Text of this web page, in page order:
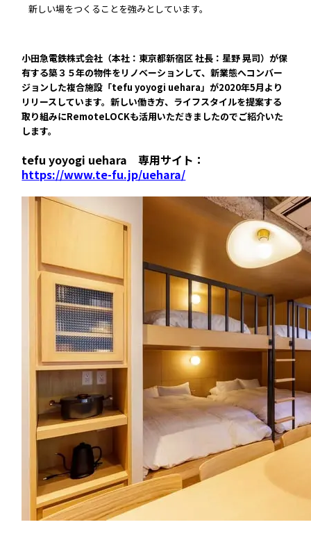
新しい場をつくることを強みとしています。
小田急電鉄株式会社（本社：東京都新宿区 社長：星野 晃司）が保
有する築３５年の物件をリノベーションして、新業態へコンバー
ジョンした複合施設「tefu yoyogi uehara」が2020年5月より
リリースしています。新しい働き方、ライフスタイルを提案する
取り組みにRemoteLOCKも活用いただきましたのでご紹介いた
します。
tefu yoyogi uehara 専用サイト：
https://www.te-fu.jp/uehara/
を徹底解説！防水・防錆について知ってお
【まとめ】スマートロック解説 今年度こ
そ、ビジネスにスマートロック！
続きを読む
とメリットを解説！
続きを読む
宿泊施設
RemoteLOCKを導入するメリット
活用事例
お客さまの声
宿泊施設での運用におすすめの記事３選
無人・省人運営の宿泊施設におすすめのPMS 4選
ホテルや宿泊施設に導入するスマートロックの選び方
とポイントを解説